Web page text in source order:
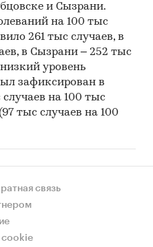
и Сызрани.
на 100 тыс
261 тыс случаев, в
в Сызрани – 252 тыс
уровень
зафиксирован в
на 100 тыс
тыс случаев на 100
связь
cookie